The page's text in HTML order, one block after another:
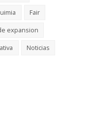
Fair
expansion
Noticias